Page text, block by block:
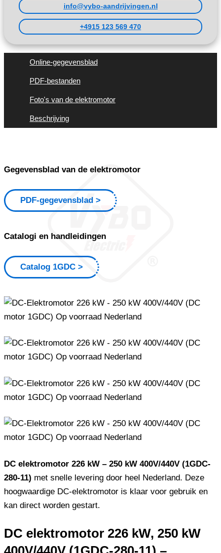
info@vybo-aandrijvingen.nl
+4915 123 569 470
Online-gegevensblad
PDF-bestanden
Foto's van de elektromotor
Beschrijving
Gegevensblad van de elektromotor
PDF-gegevensblad
Catalogi en handleidingen
Catalog 1GDC
DC elektromotor 226 kW – 250 kW 400V/440V (1GDC-
280-11) met snelle levering door heel Nederland. Deze
hoogwaardige DC-elektromotor is klaar voor gebruik en
kan direct worden gestart.
DC elektromotor 226 kW, 250 kW